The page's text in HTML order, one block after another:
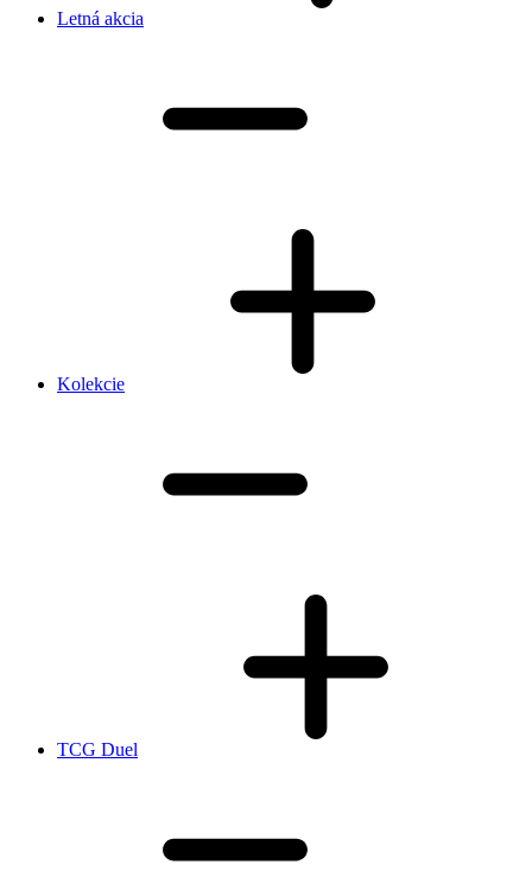
Letná akcia
Kolekcie
TCG Duel